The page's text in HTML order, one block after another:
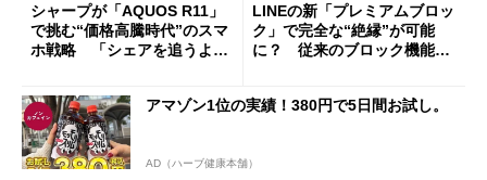
シャープが「AQUOS R11」
で挑む“価格高騰時代”のスマ
ホ戦略 「シェアを追うより
LINEの新「プレミアムブロッ
ク」で完全な“絶縁”が可能
に？ 従来のブロック機能と
アマゾン1位の実績！380円で5日間お試し。
AD（ハーブ健康本舗）